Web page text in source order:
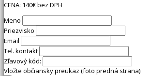
CENA: 140€ bez DPH
Meno
Priezvisko
Email
Tel. kontakt
Zľavový kód:
Vložte občiansky preukaz (foto predná strana)